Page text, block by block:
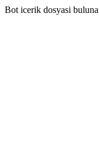
Bot icerik dosyasi